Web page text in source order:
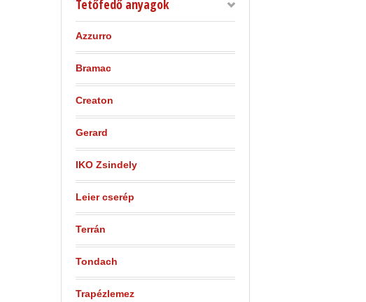
Tetőfedő anyagok
Azzurro
Bramac
Creaton
Gerard
IKO Zsindely
Leier cserép
Terrán
Tondach
Trapézlemez